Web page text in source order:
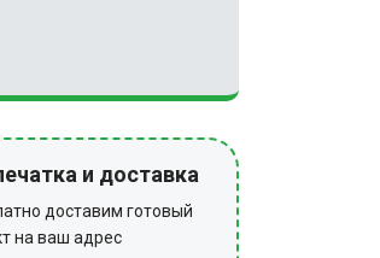
и доставка
доставим готовый
на ваш адрес